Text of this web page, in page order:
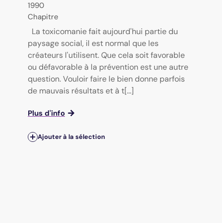
1990
Chapitre
La toxicomanie fait aujourd'hui partie du
paysage social, il est normal que les
créateurs l'utilisent. Que cela soit favorable
ou défavorable à la prévention est une autre
question. Vouloir faire le bien donne parfois
de mauvais résultats et à t[...]
Plus d'info
Ajouter à la sélection